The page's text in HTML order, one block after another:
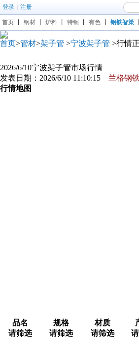
登录 注册
首页 钢材 炉料 特钢 有色 钢铁智策
首页>管材>架子管 >宁波架子管 >行情
2026/6/10宁波架子管市场行情
发表日期：2026/6/10 11:10:15 兰格钢
行情地图
品名
请筛选
规格
请筛选
材质
请筛选